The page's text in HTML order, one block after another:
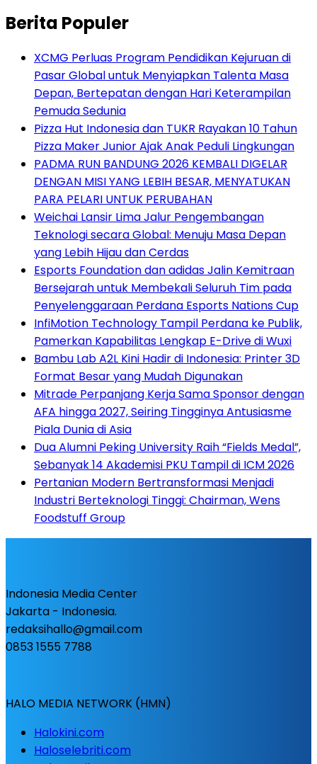
Berita Populer
XCMG Perluas Program Pendidikan Kejuruan di
Pasar Global untuk Menyiapkan Talenta Masa
Depan, Bertepatan dengan Hari Keterampilan
Pemuda Sedunia
Pizza Hut Indonesia dan TUKR Rayakan 10 Tahun
Pizza Maker Junior Ajak Anak Peduli Lingkungan
PADMA RUN BANDUNG 2026 KEMBALI DIGELAR
DENGAN MISI YANG LEBIH BESAR, MENYATUKAN
PARA PELARI UNTUK PERUBAHAN
Weichai Lansir Lima Jalur Pengembangan
Teknologi secara Global: Menuju Masa Depan
yang Lebih Hijau dan Cerdas
Esports Foundation dan adidas Jalin Kemitraan
Bersejarah untuk Membekali Seluruh Tim pada
Penyelenggaraan Perdana Esports Nations Cup
InfiMotion Technology Tampil Perdana ke Publik,
Pamerkan Kapabilitas Lengkap E-Drive di Wuxi
Bambu Lab A2L Kini Hadir di Indonesia: Printer 3D
Format Besar yang Mudah Digunakan
Mitrade Perpanjang Kerja Sama Sponsor dengan
AFA hingga 2027, Seiring Tingginya Antusiasme
Piala Dunia di Asia
Dua Alumni Peking University Raih “Fields Medal”,
Sebanyak 14 Akademisi PKU Tampil di ICM 2026
Pertanian Modern Bertransformasi Menjadi
Industri Berteknologi Tinggi: Chairman, Wens
Foodstuff Group
Indonesia Media Center
Jakarta - Indonesia.
redaksihallo@gmail.com
0853 1555 7788
HALO MEDIA NETWORK (HMN)
Halokini.com
Haloselebriti.com